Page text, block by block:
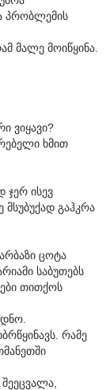
პრობლემის
მალე მოიწყინა.
ვიყავი?
ხმით
ისევ
გაჰკრა
ცოტა
საბუთებს
თითქოს
რამე